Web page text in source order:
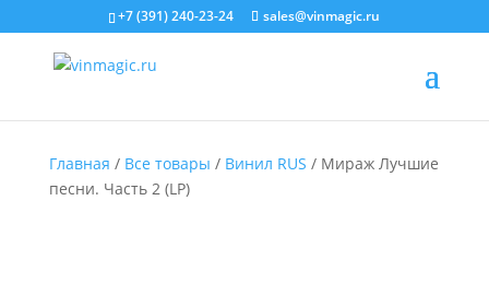
+7 (391) 240-23-24 sales@vinmagic.ru
Главная / Все товары / Винил RUS / Мираж Лучшие
песни. Часть 2 (LP)